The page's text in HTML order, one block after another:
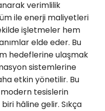
verimlilik
ile enerji maliyetleri
işletmeler hem
elde eder. Bu
hedeflerine ulaşmak
sistemlerine
etkin yönetilir. Bu
tesislerin
hâline gelir. Sıkça